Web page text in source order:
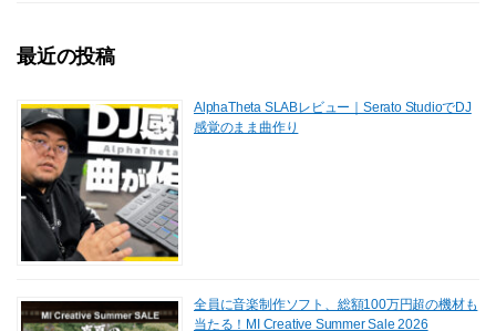
最近の投稿
AlphaTheta SLABレビュー｜Serato StudioでDJ
感覚のまま曲作り
全員に音楽制作ソフト、総額100万円超の機材も
当たる！MI Creative Summer Sale 2026